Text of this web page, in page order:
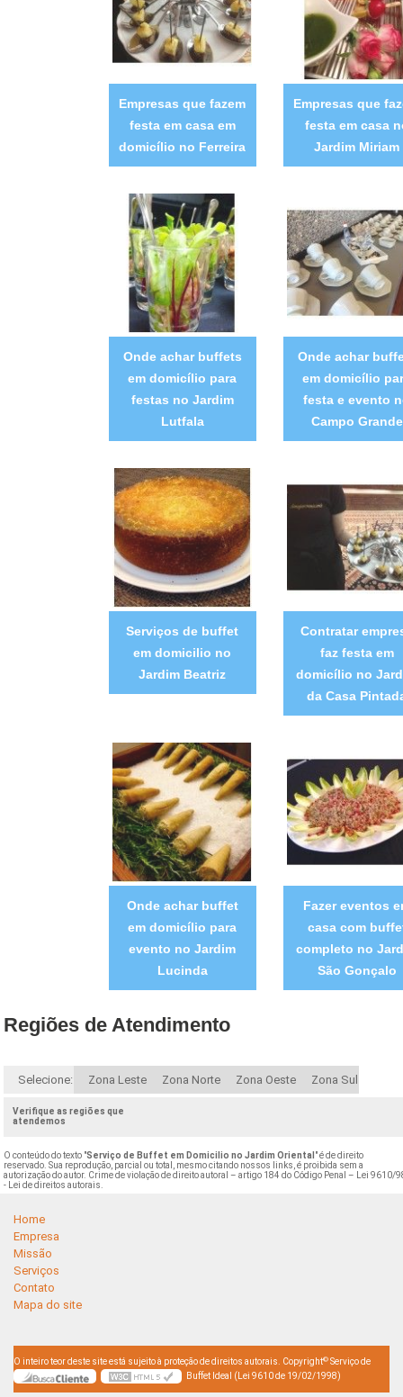
Empresas que fazem
festa em casa em
domicílio no Ferreira
Empresas que
festa em casa
Jardim Miriam
Onde achar buffets
em domicílio para
festas no Jardim
Lutfala
Onde achar
em domicílio
festa e evento
Campo Grande
Serviços de buffet
em domicilio no
Jardim Beatriz
Contratar
faz festa em
domicílio no
da Casa
Onde achar buffet
em domicílio para
evento no Jardim
Lucinda
Fazer eventos
casa com
completo no
São Gonçalo
Regiões de Atendimento
Selecione: Zona Leste Zona Norte Zona Oeste Zona Sul
Verifique as regiões que
atendemos
O conteúdo do texto "Serviço de Buffet em Domicilio no Jardim Oriental " é de direito
reservado. Sua reprodução, parcial ou total, mesmo citando nossos links, é proibida sem a
autorização do autor. Crime de violação de direito autoral – artigo 184 do Código Penal –
Lei 9610/
- Lei de direitos autorais
Home
Empresa
Missão
Serviços
Contato
Mapa do site
O inteiro teor deste site está sujeito à proteção de direitos autorais. Copyright© Serviço de
Buffet Ideal (Lei 9610 de 19/02/1998)